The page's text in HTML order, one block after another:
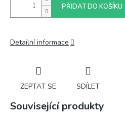
PŘIDAT DO KOŠÍKU
Detailní informace
ZEPTAT SE SDÍLET
Související produkty